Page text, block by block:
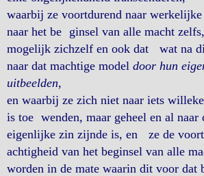
waarbij ze voortdurend naar werkelijke
naar het be ginsel van alle macht
mogelijk zichzelf en ook dat wat na
naar dat machtige model door hun
uitbeelden,
en waarbij ze zich niet naar iets
is toe wenden, maar geheel en al naar
eigenlijke zin zijnde is, en ze de
achtigheid van het beginsel van alle
worden in de mate waarin dit voor